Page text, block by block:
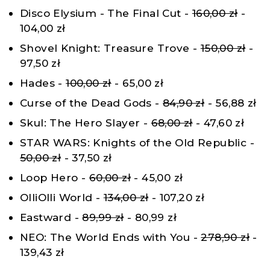
Disco Elysium - The Final Cut -160,00 zł-
104,00 zł
Shovel Knight: Treasure Trove -150,00 zł-
97,50 zł
Hades -100,00 zł- 65,00 zł
Curse of the Dead Gods - 84,90 zł- 56,88 zł
Skul: The Hero Slayer -68,00 zł- 47,60 zł
STAR WARS: Knights of the Old Republic -
50,00 zł- 37,50 zł
Loop Hero -60,00 zł - 45,00 zł
OlliOlli World -134,00 zł- 107,20 zł
Eastward -89,99 zł- 80,99 zł
NEO: The World Ends with You -278,90 zł -
139,43 zł